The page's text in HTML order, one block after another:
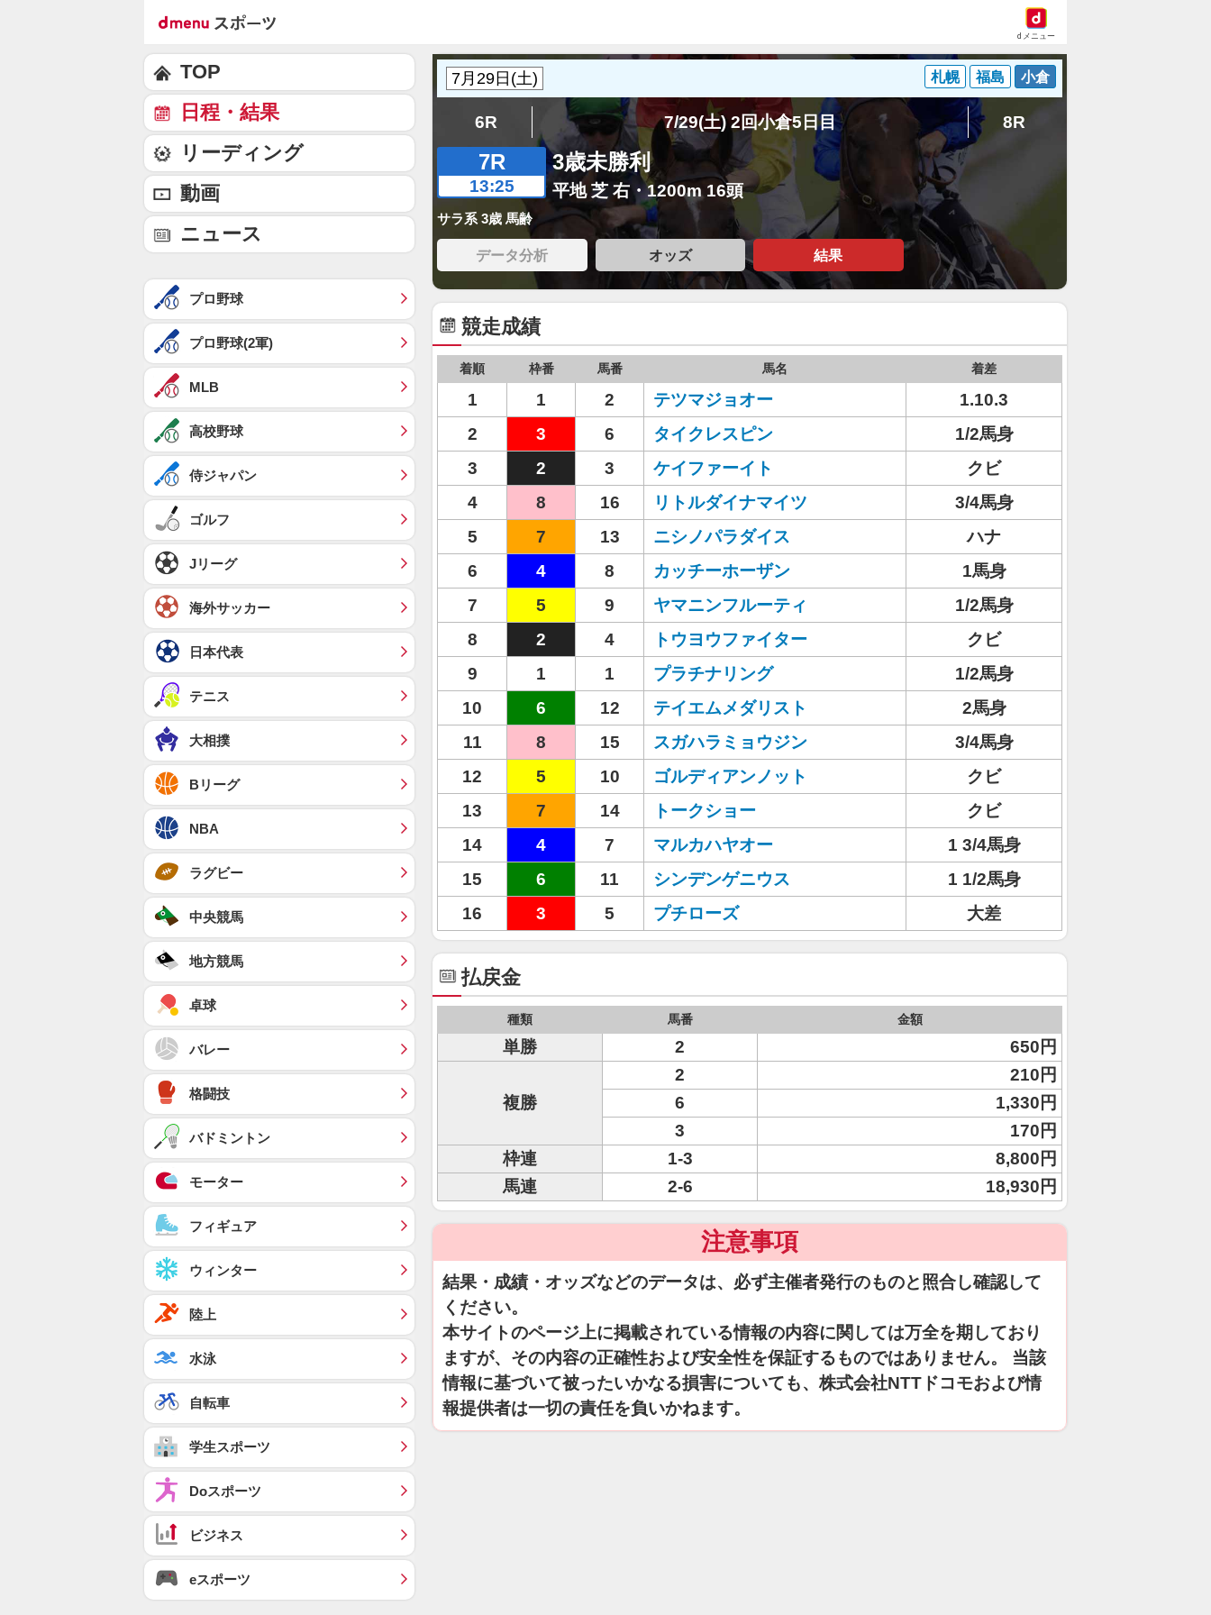
dメニュー
札幌 福島 小倉
6R 7/29(土) 2回小倉5日目 8R
7R
13:25
3歳未勝利
平地 芝 右・1200m 16頭
サラ系 3歳 馬齢
データ分析 オッズ 結果
競走成績
着順 枠番 馬番 馬名 着差
1 1 2 テツマジョオー
1.10.3
2
3 6 タイクレスピン
1/2馬身
3
2 3 ケイファーイト
クビ
4
8 16 リトルダイナマイツ
3/4馬身
5
7 13 ニシノパラダイス
ハナ
6
4 8 カッチーホーザン
1馬身
7
5 9 ヤマニンフルーティ
1/2馬身
8
2 4 トウヨウファイター
クビ
9
1 1 プラチナリング
1/2馬身
10
6 12 テイエムメダリスト
2馬身
11
8 15 スガハラミョウジン
3/4馬身
12
5 10 ゴルディアンノット
クビ
13
7 14 トークショー
クビ
14
4 7 マルカハヤオー
1 3/4馬身
15
6 11 シンデンゲニウス
1 1/2馬身
16
3 5 プチローズ 大差
払戻金
種類 馬番 金額
単勝 2 650円
複勝
2
210円
6
1,330円
3
170円
枠連
1-3
8,800円
馬連
2-6 18,930円
注意事項
結果・成績・オッズなどのデータは、必ず主催者発行のものと照合し確認して
ください。
本サイトのページ上に掲載されている情報の内容に関しては万全を期しており
ますが、その内容の正確性および安全性を保証するものではありません。 当該
情報に基づいて被ったいかなる損害についても、株式会社NTTドコモおよび情
報提供者は一切の責任を負いかねます。
TOP
日程・結果
リーディング
動画
ニュース
プロ野球
プロ野球(2軍)
MLB
高校野球
侍ジャパン
ゴルフ
Jリーグ
海外サッカー
日本代表
テニス
大相撲
Bリーグ
NBA
ラグビー
中央競馬
地方競馬
卓球
バレー
格闘技
バドミントン
モーター
フィギュア
ウィンター
陸上
水泳
自転車
学生スポーツ
Doスポーツ
ビジネス
eスポーツ